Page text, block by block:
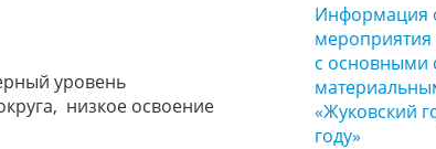
уровень
низкое освоение
Информация
мероприятия
с основными
«Жуковский
году»